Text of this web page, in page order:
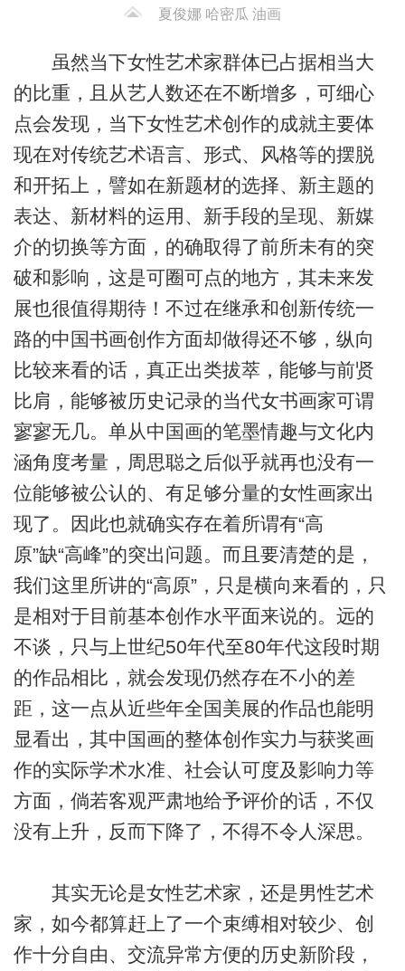
夏俊娜 哈密瓜 油画
虽然当下女性艺术家群体已占据相当大
的比重，且从艺人数还在不断增多，可细心
点会发现，当下女性艺术创作的成就主要体
现在对传统艺术语言、形式、风格等的摆脱
和开拓上，譬如在新题材的选择、新主题的
表达、新材料的运用、新手段的呈现、新媒
介的切换等方面，的确取得了前所未有的突
破和影响，这是可圈可点的地方，其未来发
展也很值得期待！不过在继承和创新传统一
路的中国书画创作方面却做得还不够，纵向
比较来看的话，真正出类拔萃，能够与前贤
比肩，能够被历史记录的当代女书画家可谓
寥寥无几。单从中国画的笔墨情趣与文化内
涵角度考量，周思聪之后似乎就再也没有一
位能够被公认的、有足够分量的女性画家出
现了。因此也就确实存在着所谓有“高
原”缺“高峰”的突出问题。而且要清楚的是，
我们这里所讲的“高原”，只是横向来看的，只
是相对于目前基本创作水平面来说的。远的
不谈，只与上世纪50年代至80年代这段时期
的作品相比，就会发现仍然存在不小的差
距，这一点从近些年全国美展的作品也能明
显看出，其中国画的整体创作实力与获奖画
作的实际学术水准、社会认可度及影响力等
方面，倘若客观严肃地给予评价的话，不仅
没有上升，反而下降了，不得不令人深思。
其实无论是女性艺术家，还是男性艺术
家，如今都算赶上了一个束缚相对较少、创
作十分自由、交流异常方便的历史新阶段，